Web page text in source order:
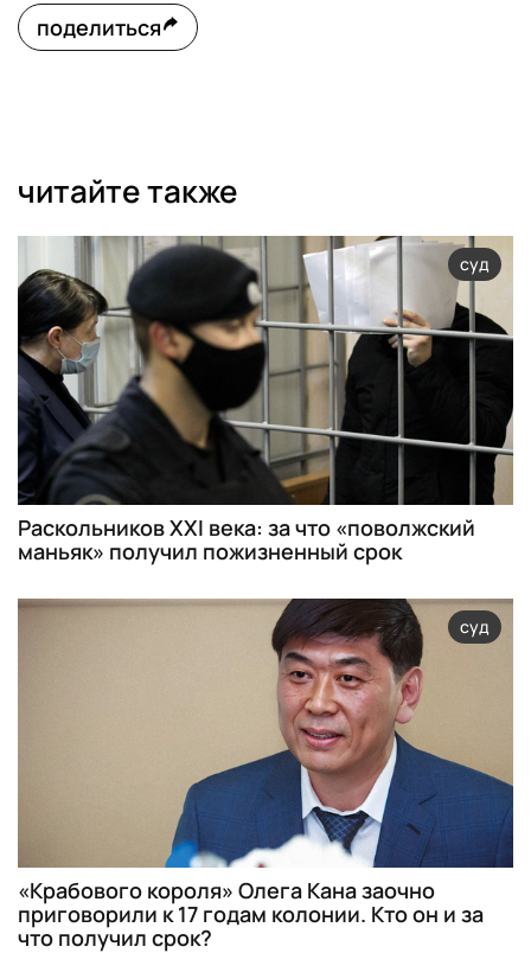
поделиться
читайте также
суд
Раскольников XXI века: за что «поволжский
маньяк» получил пожизненный срок
суд
«Крабового короля» Олега Кана заочно
приговорили к 17 годам колонии. Кто он и за
что получил срок?